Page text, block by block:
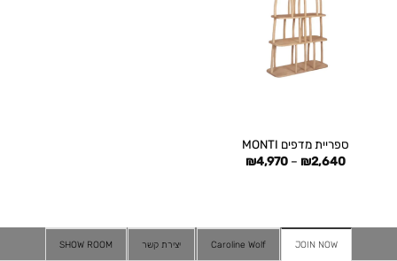
ספריית מדפים MONTI
₪2,640
–
₪4,970
JOIN NOW
Caroline Wolf יצירת קשר SHOW ROOM